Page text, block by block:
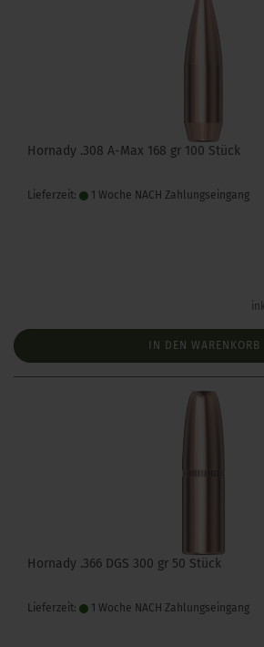
Hornady .308 A-Max 168 gr 100 Stück
Lieferzeit: 1 Woche NACH Zahlungseingang
IN DEN WARENKORB
Hornady .366 DGS 300 gr 50 Stück
Lieferzeit: 1 Woche NACH Zahlungseingang